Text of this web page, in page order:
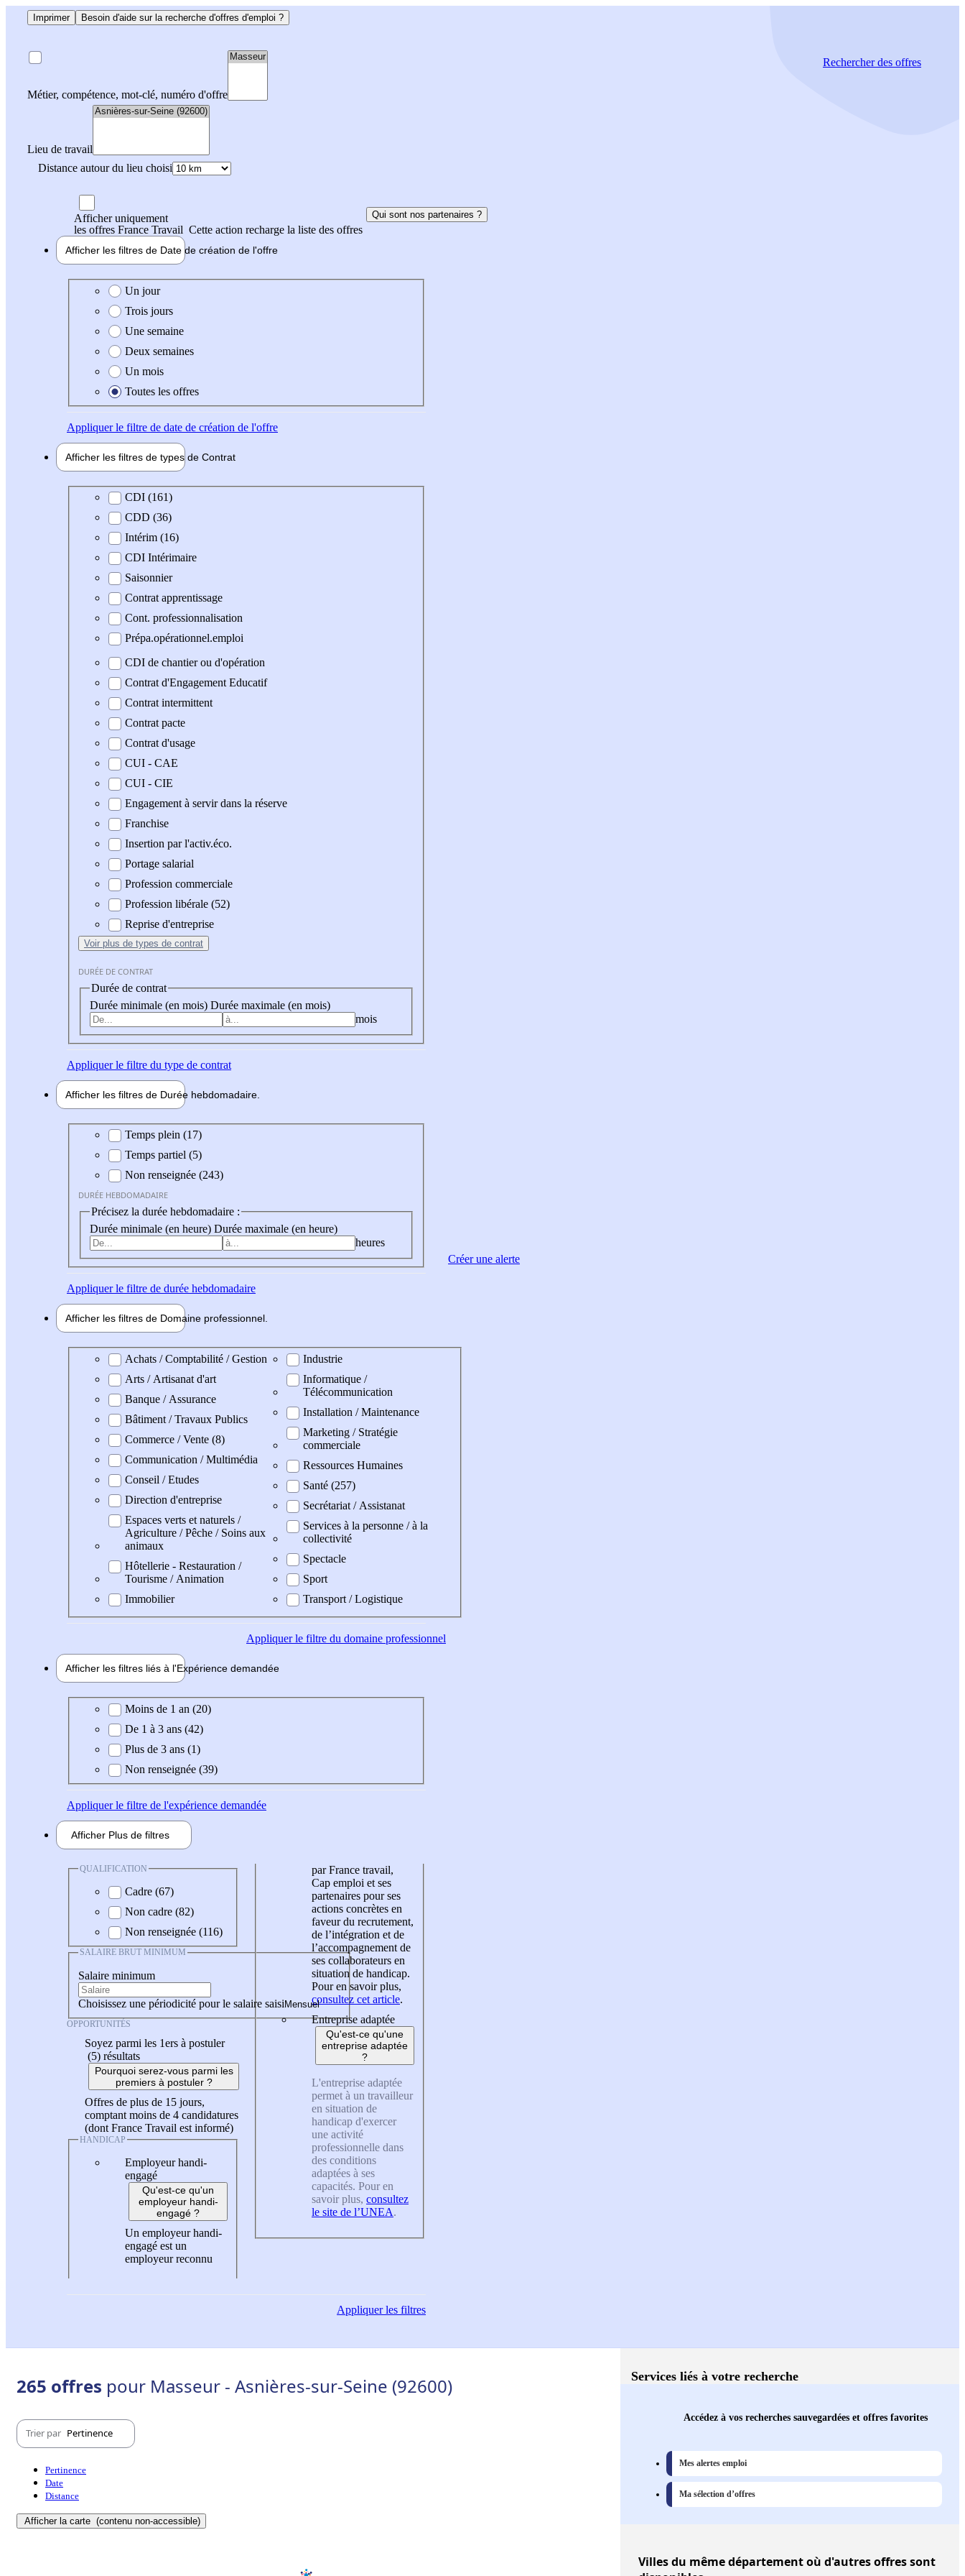
Imprimer Besoin d'aide sur la recherche d'offres d'emploi ?
Métier, compétence, mot-clé, numéro d'offre
Lieu de travail
Distance autour du lieu choisi
Rechercherdes offres
Afficher uniquement
les offres France Travail Cette action recharge la liste des offres
Qui sont nos partenaires ?
Afficher les filtres de Date de création de l'offre
Date de création de l'offre
Un jour
Trois jours
Une semaine
Deux semaines
Un mois
Toutes les offres
Appliquerle filtre de date de création de l'offre
Afficher les filtres de types de Contrat
Type de contratCDI (161)
CDD (36)
Intérim (16)
CDI Intérimaire
Saisonnier
Contrat apprentissage
Cont. professionnalisation
Prépa.opérationnel.emploi
CDI de chantier ou d'opération
Contrat d'Engagement Educatif
Contrat intermittent
Contrat pacte
Contrat d'usage
CUI - CAE
CUI - CIE
Engagement à servir dans la réserve
Franchise
Insertion par l'activ.éco.
Portage salarial
Profession commerciale
Profession libérale (52)
Reprise d'entreprise
Voir plus de types de contrat
DURÉE DE CONTRAT
Durée de contrat
Durée minimale (en mois) Durée maximale (en mois)
mois
Appliquerle filtre du type de contrat
Afficher les filtres de Durée hebdomadaire
Durée hebdomadaire
Temps plein (17)
Temps partiel (5)
Non renseignée (243)
DURÉE HEBDOMADAIRE
Précisez la durée hebdomadaire :
Durée minimale (en heure) Durée maximale (en heure)
heures
Appliquerle filtre de durée hebdomadaire
Afficher les filtres de Domaine professionnel
Domaine professionel
Achats / Comptabilité / Gestion
Arts / Artisanat d'art
Banque / Assurance
Bâtiment / Travaux Publics
Commerce / Vente (8)
Communication / Multimédia
Conseil / Etudes
Direction d'entreprise
Espaces verts et naturels /
Agriculture / Pêche / Soins aux
animaux
Hôtellerie - Restauration /
Tourisme / Animation
Immobilier
Industrie
Informatique /
Télécommunication
Installation / Maintenance
Marketing / Stratégie
commerciale
Ressources Humaines
Santé (257)
Secrétariat / Assistanat
Services à la personne / à la
collectivité
Spectacle
Sport
Transport / Logistique
Appliquerle filtre du domaine professionnel
Afficher les filtres liés à l'Expérience demandée
Expérience demandée
Moins de 1 an (20)
De 1 à 3 ans (42)
Plus de 3 ans (1)
Non renseignée (39)
Appliquerle filtre de l'expérience demandée
Afficher Plus de filtres
QUALIFICATION
Cadre (67)
Non cadre (82)
Non renseignée (116)
SALAIRE BRUT MINIMUM
Salaire minimum
Choisissez une périodicité pour le salaire saisi
OPPORTUNITÉS
Soyez parmi les 1ers à postuler
(5) résultats
Pourquoi serez-vous parmi les
premiers à postuler ?
Offres de plus de 15 jours,
comptant moins de 4 candidatures
(dont France Travail est informé)
HANDICAP
Employeur handi-
engagé
Qu'est-ce qu'un
employeur handi-
engagé ?
Un employeur handi-
engagé est un
employeur reconnu
par France travail,
Cap emploi et ses
partenaires pour ses
actions concrètes en
faveur du recrutement,
de l’intégration et de
l’accompagnement de
ses collaborateurs en
situation de handicap.
Pour en savoir plus,
consultez cet article.
Entreprise adaptée
Qu'est-ce qu'une
entreprise adaptée
?
L'entreprise adaptée
permet à un travailleur
en situation de
handicap d'exercer
une activité
professionnelle dans
des conditions
adaptées à ses
capacités. Pour en
savoir plus, consultez
le site de l’UNEA.
Appliquerles filtres
Créer une alerte
265 offres pour Masseur - Asnières-sur-Seine (92600)
Trier par Pertinence
Pertinence
Date
Distance
Afficher la carte (contenu non-accessible)
Services liés à votre recherche
Accédez à vos recherches sauvegardées et offres favorites
Mes alertes emploi
Ma sélection d’offres
Villesdu même département où d'autres offres sont